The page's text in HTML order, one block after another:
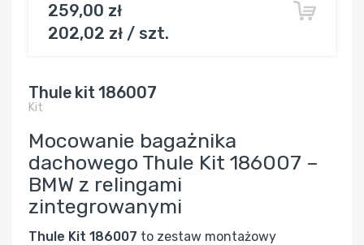
259,00 zł
202,02 zł / szt.
Thule kit 186007
Kit
Mocowanie bagażnika
dachowego Thule Kit 186007 –
BMW z relingami
zintegrowanymi
Thule Kit 186007 to zestaw montażowy